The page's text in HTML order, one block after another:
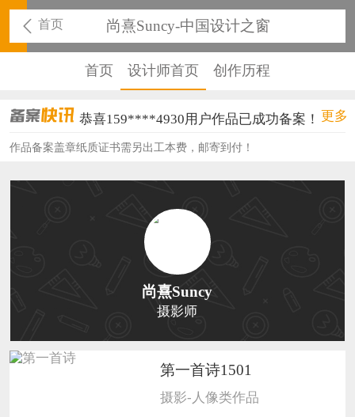
首页 尚熹Suncy-中国设计之窗
首页 设计师首页 创作历程
恭喜159****4930用户作品已成功备案！
恭喜150****6483用户作品已成功备案！
恭喜131****2473用户作品已成功备案！
恭喜159****4201用户作品已成功备案！
恭喜133****6466用户作品已成功备案！
恭喜131****1475用户作品已成功备案！
恭喜133****8874用户作品已成功备案！
恭喜138****8638用户作品已成功备案！
恭喜133****9020用户作品已成功备案！
更多
作品备案盖章纸质证书需另出工本费，邮寄到付！
尚熹Suncy
摄影师
第一首诗1501
摄影-人像类作品